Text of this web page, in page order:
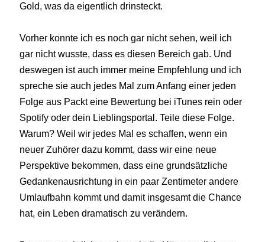
Gold, was da eigentlich drinsteckt.
Vorher konnte ich es noch gar nicht sehen, weil ich
gar nicht wusste, dass es diesen Bereich gab. Und
deswegen ist auch immer meine Empfehlung und ich
spreche sie auch jedes Mal zum Anfang einer jeden
Folge aus Packt eine Bewertung bei iTunes rein oder
Spotify oder dein Lieblingsportal. Teile diese Folge.
Warum? Weil wir jedes Mal es schaffen, wenn ein
neuer Zuhörer dazu kommt, dass wir eine neue
Perspektive bekommen, dass eine grundsätzliche
Gedankenausrichtung in ein paar Zentimeter andere
Umlaufbahn kommt und damit insgesamt die Chance
hat, ein Leben dramatisch zu verändern.